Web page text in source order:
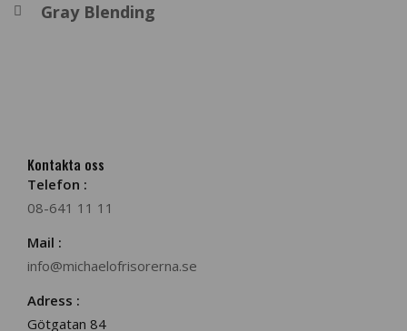
Gray Blending
Kontakta oss
Telefon :
08-641 11 11
Mail :
info@michaelofrisorerna.se
Adress :
Götgatan 84